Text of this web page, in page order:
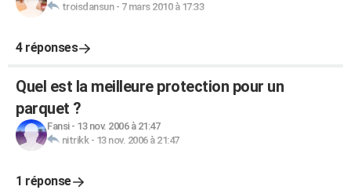
troisdansun- 7 mars 2010 à 17:33
4 réponses
Quel est la meilleure protection pour un
parquet ?
Fansi- 13 nov. 2006 à 21:47
nitrikk- 13 nov. 2006 à 21:47
1 réponse